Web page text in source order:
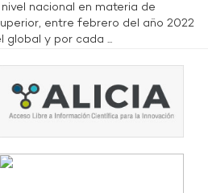
nacional en materia de
entre febrero del año 2022
global y por cada ...
de la